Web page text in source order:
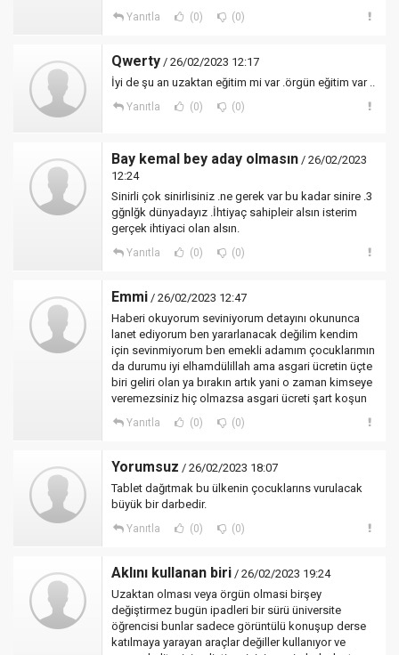
Yanıtla (0) (0)
Qwerty / 26/02/2023 12:17
İyi de şu an uzaktan eğitim mi var .örgün eğitim var ..
Yanıtla (0) (0)
Bay kemal bey aday olmasın / 26/02/2023
12:24
Sinirli çok sinirlisiniz .ne gerek var bu kadar sinire .3
gğnlğk dünyadayız .İhtiyaç sahipleir alsın isterim
gerçek ihtiyaci olan alsın.
Yanıtla (0) (0)
Emmi / 26/02/2023 12:47
Haberi okuyorum seviniyorum detayını okununca
lanet ediyorum ben yararlanacak değilim kendim
için sevinmiyorum ben emekli adamım çocuklarımın
da durumu iyi elhamdülillah ama asgari ücretin üçte
biri geliri olan ya bırakın artık yani o zaman kimseye
veremezsiniz hiç olmazsa asgari ücreti şart koşun
Yanıtla (0) (0)
Yorumsuz / 26/02/2023 18:07
Tablet dağıtmak bu ülkenin çocuklarıns vurulacak
büyük bir darbedir.
Yanıtla (0) (0)
Aklını kullanan biri / 26/02/2023 19:24
Uzaktan olması veya örgün olmasi birşey
değiştirmez bugün ipadleri bir sürü üniversite
öğrencisi bunlar sadece görüntülü konuşup derse
katılmaya yarayan araçlar değiller kullanıyor ve